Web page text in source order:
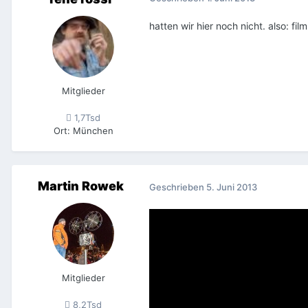
Mitglieder
1,7Tsd
Ort: München
hatten wir hier noch nicht. also:
Martin Rowek
Mitglieder
8,2Tsd
Geschrieben 5. Juni 2013